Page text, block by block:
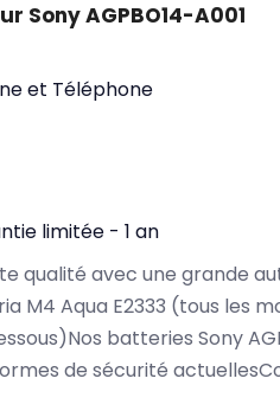
Sony AGPBO14-A001
et Téléphone
limitée - 1 an
qualité avec une grande
M4 Aqua E2333 (tous les
batteries Sony
de sécurité